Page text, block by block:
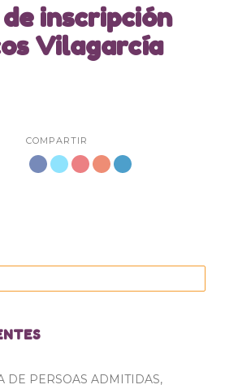
inscripción
Vilagarcía
COMPARTIR
DE PERSOAS ADMITIDAS,